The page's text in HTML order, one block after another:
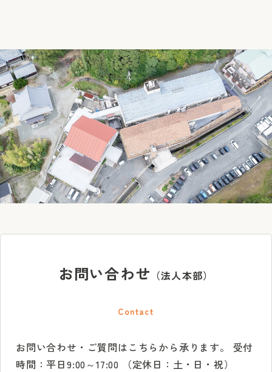
お問い合わせ （法人本部）
Contact
お問い合わせ・ご質問はこちらから承ります。
受付
時間：平日9:00～17:00 （定休日：土・日・祝）